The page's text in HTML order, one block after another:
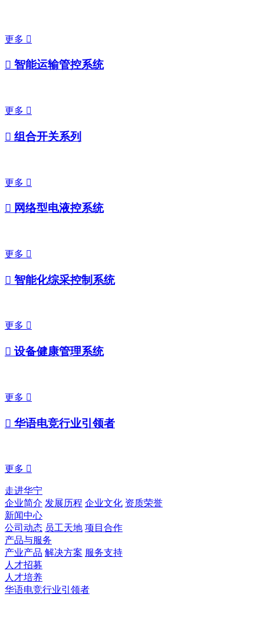
更多 
 智能运输管控系统
更多 
 组合开关系列
更多 
 网络型电液控系统
更多 
 智能化综采控制系统
更多 
 设备健康管理系统
更多 
 华语电竞行业引领者
更多 
走进华宁
企业简介 发展历程 企业文化 资质荣誉
新闻中心
公司动态 员工天地 项目合作
产品与服务
产业产品 解决方案 服务支持
人才招募
人才培养
华语电竞行业引领者